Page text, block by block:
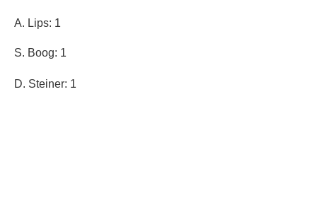
A. Lips: 1
S. Boog: 1
D. Steiner: 1